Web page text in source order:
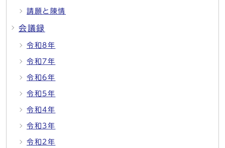
請願と陳情
会議録
令和8年
令和7年
令和6年
令和5年
令和4年
令和3年
令和2年